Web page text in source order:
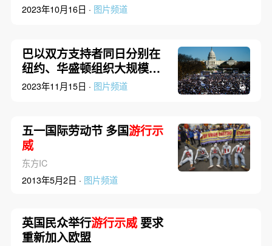
2023年10月16日 · 图片频道
巴以双方支持者同日分别在
纽约、华盛顿组织大规模游
行示威
2023年11月15日 · 图片频道
五一国际劳动节 多国游行示
威
东方IC
2013年5月2日 · 图片频道
英国民众举行游行示威要求
重新加入欧盟